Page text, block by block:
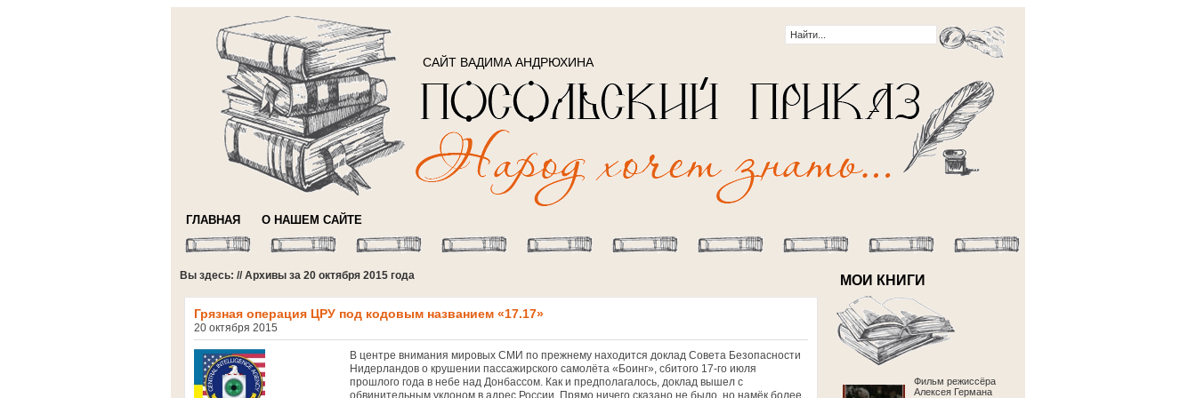
САЙТ ВАДИМА АНДРЮХИНА
ГЛАВНАЯ О НАШЕМ САЙТЕ
Вы здесь: // Архивы за 20 октября 2015 года
Грязная операция ЦРУ под кодовым названием «17.17»
20 октября 2015
В центре внимания мировых СМИ по прежнему находится доклад Совета Безопасности
Нидерландов о крушении пассажирского самолёта «Боинг», сбитого 17-го июля
прошлого года в небе над Донбассом. Как и предполагалось, доклад вышел с
обвинительным уклоном в адрес России. Прямо ничего сказано не было, но намёк более
МОИ КНИГИ
Фильм режиссёра
Алексея Германа